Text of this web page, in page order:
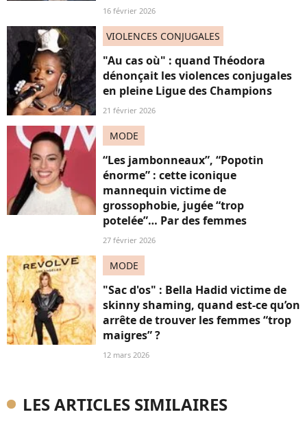
16 février 2026
VIOLENCES CONJUGALES
"Au cas où" : quand Théodora
dénonçait les violences conjugales
en pleine Ligue des Champions
21 février 2026
MODE
“Les jambonneaux”, “Popotin
énorme” : cette iconique
mannequin victime de
grossophobie, jugée “trop
potelée”… Par des femmes
27 février 2026
MODE
"Sac d'os" : Bella Hadid victime de
skinny shaming, quand est-ce qu’on
arrête de trouver les femmes “trop
maigres” ?
12 mars 2026
LES ARTICLES SIMILAIRES